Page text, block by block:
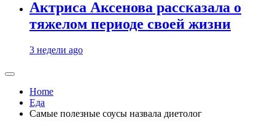
Актриса Аксенова рассказала о
тяжелом периоде своей жизни
3 недели ago
Home
Еда
Самые полезные соусы назвала диетолог